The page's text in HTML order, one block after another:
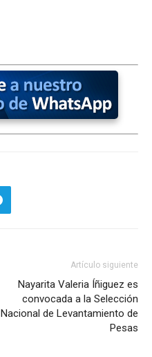
Artículo siguiente
Nayarita Valeria Íñiguez es
convocada a la Selección
Nacional de Levantamiento de
Pesas